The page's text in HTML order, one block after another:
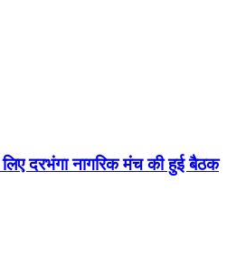
दरभंगा नागरिक मंच की हुई बैठक